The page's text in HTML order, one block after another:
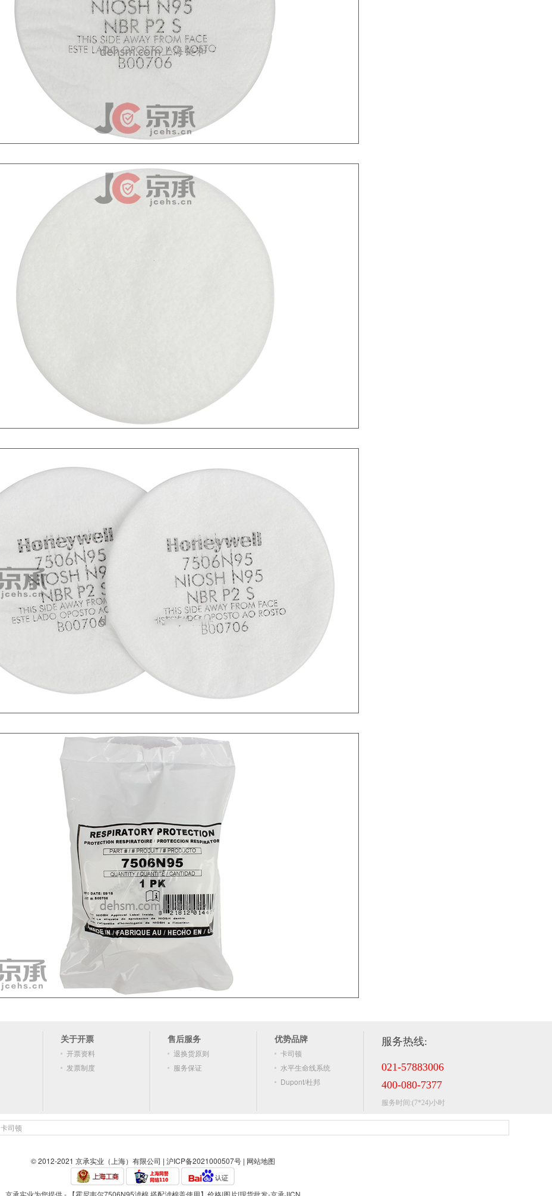
关于开票
开票资料
发票制度
售后服务
退换货原则
服务保证
优势品牌
卡司顿
水平生命线系统
Dupont/杜邦
服务热线:
021-57883006
400-080-7377
服务时间:(7*24)小时
卡司顿
© 2012-2021 京承实业（上海）有限公司 | 沪ICP备2021000507号| 网站地图
京承实业为您提供 - 【霍尼韦尔7506N95滤棉 搭配滤棉盖使用】价格|图片|现货批发-京承JICN